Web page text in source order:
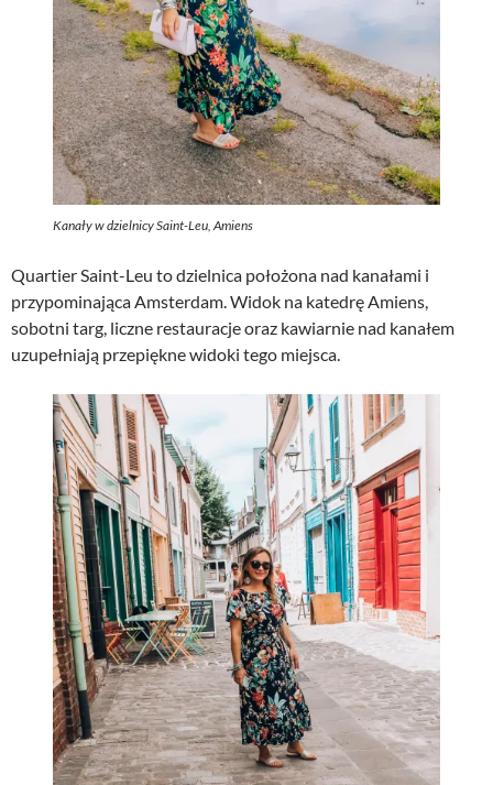
Kanały w dzielnicy Saint-Leu, Amiens
Quartier Saint-Leu to dzielnica położona nad kanałami i
przypominająca Amsterdam. Widok na katedrę Amiens,
sobotni targ, liczne restauracje oraz kawiarnie nad kanałem
uzupełniają przepiękne widoki tego miejsca.